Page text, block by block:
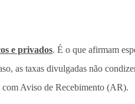
e privados. É o que afirmam
as taxas divulgadas não
Aviso de Recebimento (AR).